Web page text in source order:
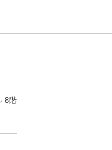
8階